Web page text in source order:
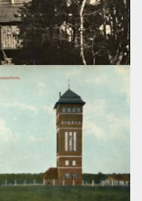
,как «города-сада» - такую
Берлина после покупки им в
на самом живописном морском
известной как "Дом
вилле курортного Раушена -
: « Вид на море », «Дом
«Дом Звездочета» !